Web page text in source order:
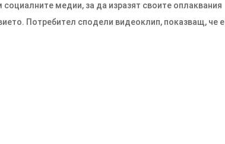
медии, за да изразят своите оплаквания
Потребител сподели видеоклип, показващ, че е